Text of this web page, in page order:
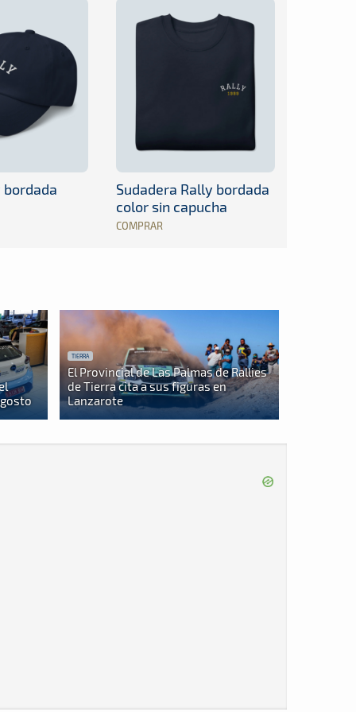
bordada
Sudadera Rally bordada
color sin capucha
COMPRAR
TIERRA
El Provincial de Las Palmas de Rallies
de Tierra cita a sus figuras en
Lanzarote